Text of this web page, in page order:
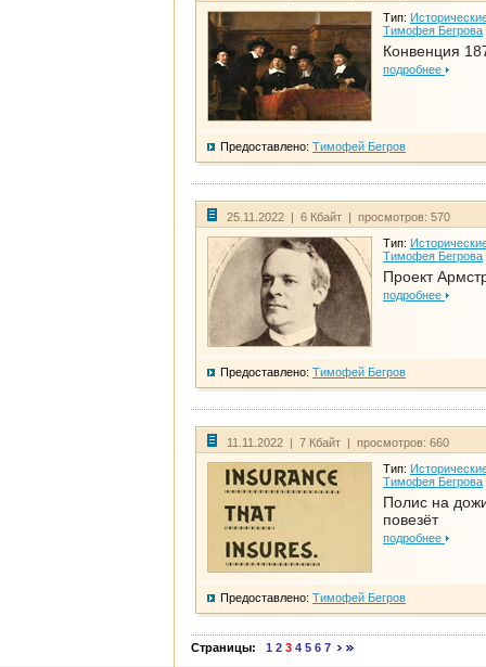
Тип:
Тимофея Бегрова
Конвенция
подробнее
Предоставлено: Тимофей Бегров
25.11.2022 | 6 Кбайт | просмотров: 570
Тип:
Тимофея Бегрова
Проект
подробнее
Предоставлено: Тимофей Бегров
11.11.2022 | 7 Кбайт | просмотров: 660
Тип:
Тимофея Бегрова
Полис на
повезёт
подробнее
Предоставлено: Тимофей Бегров
Страницы: 1 2 3 4 5 6 7